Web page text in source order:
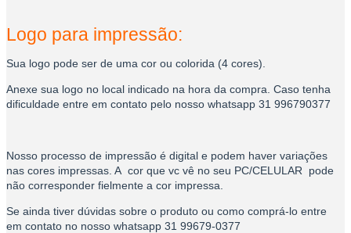
Logo para impressão:
Sua logo pode ser de uma cor ou colorida (4 cores).
Anexe sua logo no local indicado na hora da compra. Caso tenha
dificuldade entre em contato pelo nosso whatsapp 31 996790377
Nosso processo de impressão é digital e podem haver variações
nas cores impressas. A cor que vc vê no seu PC/CELULAR pode
não corresponder fielmente a cor impressa.
Se ainda tiver dúvidas sobre o produto ou como comprá-lo entre
em contato no nosso whatsapp 31 99679-0377